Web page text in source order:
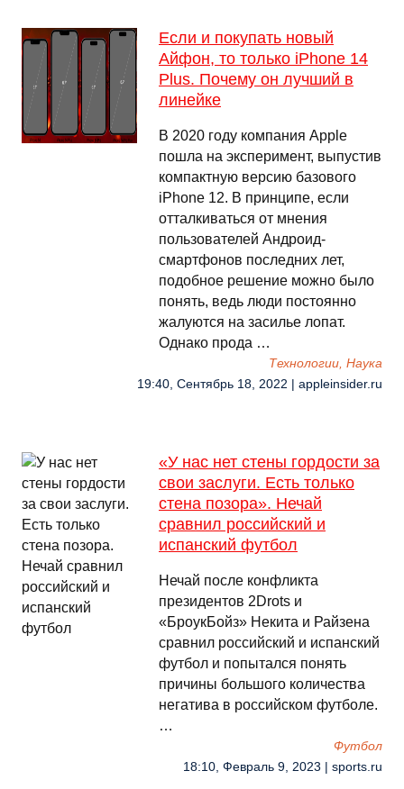
Если и покупать новый
Айфон, то только iPhone 14
Plus. Почему он лучший в
линейке
В 2020 году компания Apple
пошла на эксперимент, выпустив
компактную версию базового
iPhone 12. В принципе, если
отталкиваться от мнения
пользователей Андроид-
смартфонов последних лет,
подобное решение можно было
понять, ведь люди постоянно
жалуются на засилье лопат.
Однако прода …
Технологии, Наука
19:40, Сентябрь 18, 2022 | appleinsider.ru
«У нас нет стены гордости за
свои заслуги. Есть только
стена позора». Нечай
сравнил российский и
испанский футбол
Нечай после конфликта
президентов 2Drots и
«БроукБойз» Некита и Райзена
сравнил российский и испанский
футбол и попытался понять
причины большого количества
негатива в российском футболе.
…
Футбол
18:10, Февраль 9, 2023 | sports.ru